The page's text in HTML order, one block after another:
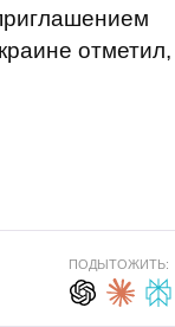
отметил,
ПОДЫТОЖИТЬ: